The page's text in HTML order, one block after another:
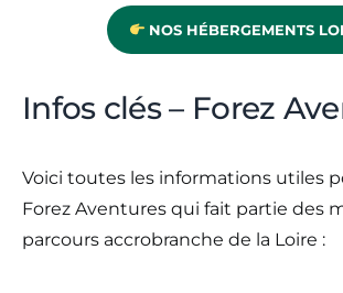
NOS HÉBERGEMENTS
Infos clés – Forez
Voici toutes les informations utiles
Forez Aventures qui fait partie des
parcours accrobranche de la Loire :